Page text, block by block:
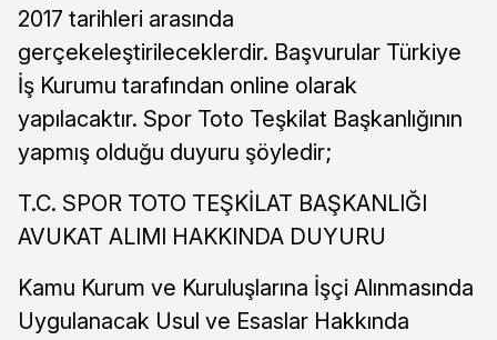
2017 tarihleri arasında
gerçekeleştirileceklerdir. Başvurular Türkiye
İş Kurumu tarafından online olarak
yapılacaktır. Spor Toto Teşkilat Başkanlığının
yapmış olduğu duyuru şöyledir;
T.C. SPOR TOTO TEŞKİLAT BAŞKANLIĞI
AVUKAT ALIMI HAKKINDA DUYURU
Kamu Kurum ve Kuruluşlarına İşçi Alınmasında
Uygulanacak Usul ve Esaslar Hakkında